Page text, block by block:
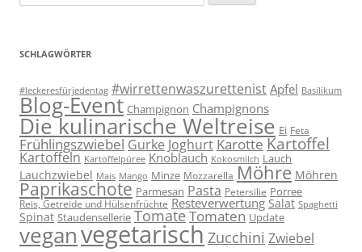
nach:
SCHLAGWÖRTER
#leckeresfürjedentag #wirrettenwaszurettenist Apfel Basilikum
Blog-Event Champignon Champignons
Die kulinarische Weltreise Ei Feta
Frühlingszwiebel Gurke Joghurt Karotte Kartoffel
Kartoffeln Kartoffelpüree Knoblauch Kokosmilch Lauch
Lauchzwiebel Mais Mango Minze Mozzarella Möhre Möhren
Paprikaschote Parmesan Pasta Petersilie Porree
Reis, Getreide und Hülsenfrüchte Resteverwertung Salat Spaghetti
Spinat Staudensellerie Tomate Tomaten Update
veganvegetarisch Zucchini Zwiebel